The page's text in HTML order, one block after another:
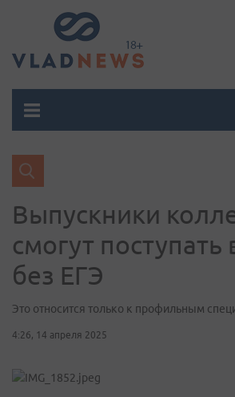
Выпускники
смогут поступать
без ЕГЭ
Это относится только к профильным
4:26, 14 апреля 2025